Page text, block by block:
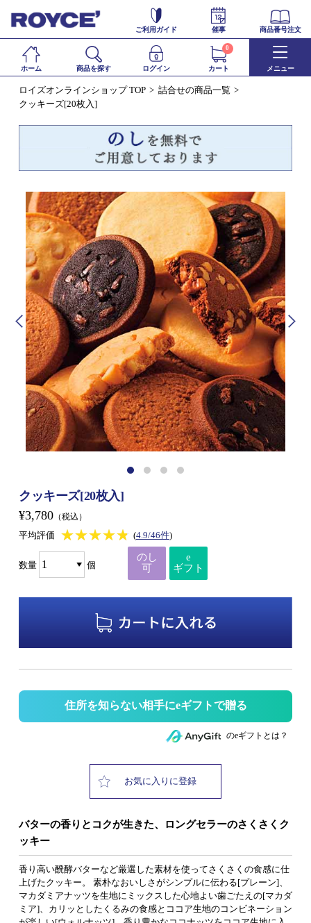
ご利用ガイド 催事 商品番号注文
ホーム 商品を探す ログイン カート
0
メニュー
ロイズオンラインショップ TOP
詰合せの商品一覧
クッキーズ[20枚入]
クッキーズ[20枚入]
¥3,780 （税込）
平均評価 ★★★★★
★★★★★ (4.9/46件)
数量 個
のし
可
e
ギフト
住所を知らない相手にeギフトで贈る
のeギフトとは？
お気に入りに登録
バターの香りとコクが生きた、ロングセラーのさくさくク
ッキー
香り高い醗酵バターなど厳選した素材を使ってさくさくの食感に仕
上げたクッキー。 素朴なおいしさがシンプルに伝わる[プレーン]、
マカダミアナッツを生地にミックスした心地よい歯ごたえの[マカダ
ミア]、カリッとしたくるみの食感とココア生地のコンビネーション